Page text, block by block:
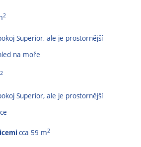
2
Superior, ale je prostornější
na moře
2
Superior, ale je prostornější
cca 59 m2